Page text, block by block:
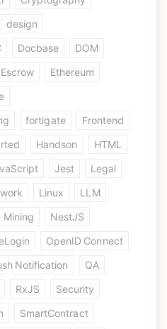
design
Docbase
DOM
Escrow
Ethereum
fortigate
Frontend
Handson
HTML
Jest
Legal
Linux
LLM
Mining
NestJS
OpenID Connect
Notification
QA
RxJS
Security
SmartContract